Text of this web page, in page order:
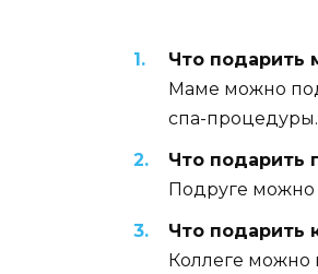
Что подарить
Маме можно
спа-процедуры.
Что подарить
Подруге можно
Что подарить
Коллеге можно